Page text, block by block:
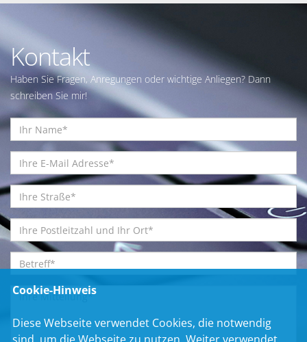
Kontakt
Haben Sie Fragen, Anregungen oder wichtige Anliegen? Dann
schreiben Sie mir!
Cookie-Hinweis
Diese Webseite verwendet Cookies, die notwendig